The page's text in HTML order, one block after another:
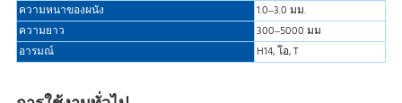
ความหนาของผนัง
1.0–3.0 มม.
ความยาว
300–5000 มม
อารมณ์
H14, โอ, T